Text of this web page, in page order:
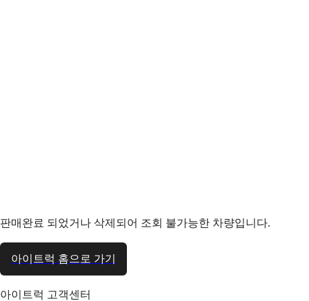
판매완료 되었거나 삭제되어 조회 불가능한 차량입니다.
아이트럭 홈으로 가기
아이트럭 고객센터